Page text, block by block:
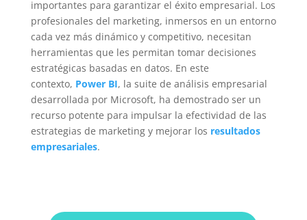
importantes para garantizar el éxito empresarial. Los
profesionales del marketing, inmersos en un entorno
cada vez más dinámico y competitivo, necesitan
herramientas que les permitan tomar decisiones
estratégicas basadas en datos. En este
contexto, Power BI, la suite de análisis empresarial
desarrollada por Microsoft, ha demostrado ser un
recurso potente para impulsar la efectividad de las
estrategias de marketing y mejorar los resultados
empresariales.